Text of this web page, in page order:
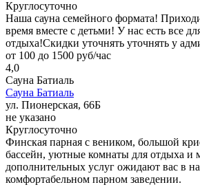
Круглосуточно
Наша сауна семейного формата!
время вместе с детьми! У нас есть все
отдыха!Скидки уточнять уточнять у
от 100 до 1500 руб/час
4,0
Сауна Батиаль
Сауна Батиаль
ул. Пионерская, 66Б
не указано
Круглосуточно
Финская парная с веником, большой
бассейн, уютные комнаты для отдыха и
дополнительных услуг ожидают вас в
комфортабельном парном заведении.